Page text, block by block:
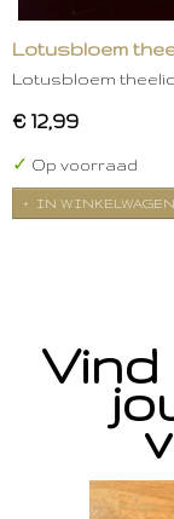
Lotusbloem
Lotusbloem
€ 12,99
✓ Op voorraad
IN WINKELWAGEN
Vind